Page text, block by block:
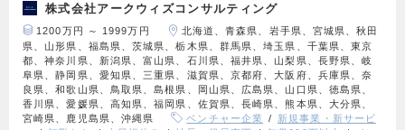
株式会社アークウィズコンサルティング
1200万円 ～ 1999万円
北海道、青森県、岩手県、宮城県、秋田
県、山形県、福島県、茨城県、栃木県、群馬県、埼玉県、千葉県、東京
都、神奈川県、新潟県、富山県、石川県、福井県、山梨県、長野県、岐
阜県、静岡県、愛知県、三重県、滋賀県、京都府、大阪府、兵庫県、奈
良県、和歌山県、鳥取県、島根県、岡山県、広島県、山口県、徳島県、
香川県、愛媛県、高知県、福岡県、佐賀県、長崎県、熊本県、大分県、
宮崎県、鹿児島県、沖縄県
ベンチャー企業
新規事業・新サービ